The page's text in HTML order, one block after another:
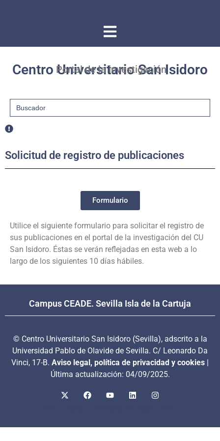
Centro Universitario San Isidoro
Portal de la investigación
Buscar:
Solicitud de registro de publicaciones
Formulario
Utilice el siguiente formulario para solicitar el registro de
sus publicaciones en el portal de la investigación del CU
San Isidoro. Éstas se verán reflejadas en esta web a lo
largo de los siguientes 10 días hábiles.
Campus CEADE. Sevilla Isla de la Cartuja
© Centro Universitario San Isidoro (Sevilla), adscrito a la
Universidad Pablo de Olavide de Sevilla. C/ Leonardo Da
Vinci, 17-B. Aviso legal, política de privacidad y cookies |
Última actualización: 04/09/2025.